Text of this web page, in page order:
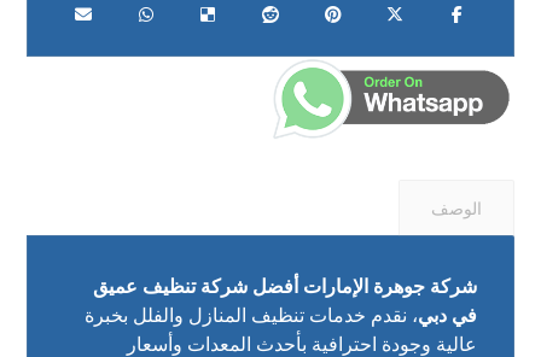
الوصف
شركة جوهرة الإمارات أفضل شركة تنظيف عميق
في دبي، نقدم خدمات تنظيف المنازل والفلل بخبرة
عالية وجودة احترافية بأحدث المعدات وأسعار